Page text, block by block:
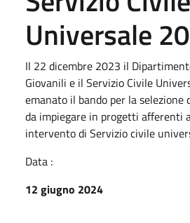
Universale
Il 22 dicembre 2023 il
Giovanili e il Servizio Civile
emanato il bando per la
da impiegare in progetti afferenti
intervento di Servizio civile
Data :
12 giugno 2024